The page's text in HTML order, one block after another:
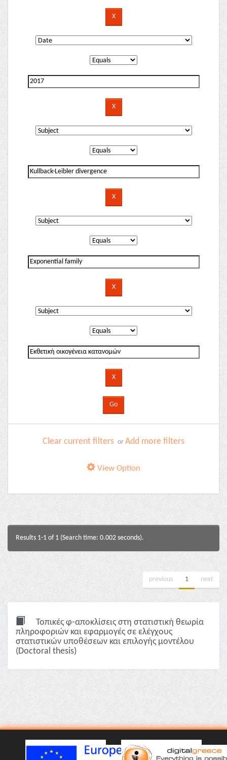
Clear current filters or Add more filters
View Option
Results 1-1 of 1 (Search time: 0.002 seconds).
previous 1 next
Τοπικές φ-αποκλίσεις στη στατιστική θεωρία
πληροφοριών και εφαρμογές σε ελέγχους
στατιστικών υποθέσεων και επιλογής μοντέλου
(Doctoral thesis)